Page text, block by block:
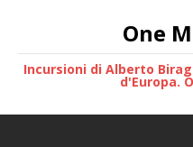
One
Incursioni di Alberto
d'Europa.